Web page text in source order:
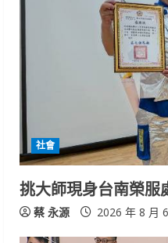
社會
挑大師現身台南榮服
蔡 永源 2026 年 8 月